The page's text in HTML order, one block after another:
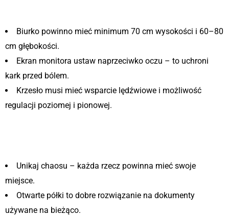
Biurko powinno mieć minimum 70 cm wysokości i 60–80
cm głębokości.
Ekran monitora ustaw naprzeciwko oczu – to uchroni
kark przed bólem.
Krzesło musi mieć wsparcie lędźwiowe i możliwość
regulacji poziomej i pionowej.
Unikaj chaosu – każda rzecz powinna mieć swoje
miejsce.
Otwarte półki to dobre rozwiązanie na dokumenty
używane na bieżąco.